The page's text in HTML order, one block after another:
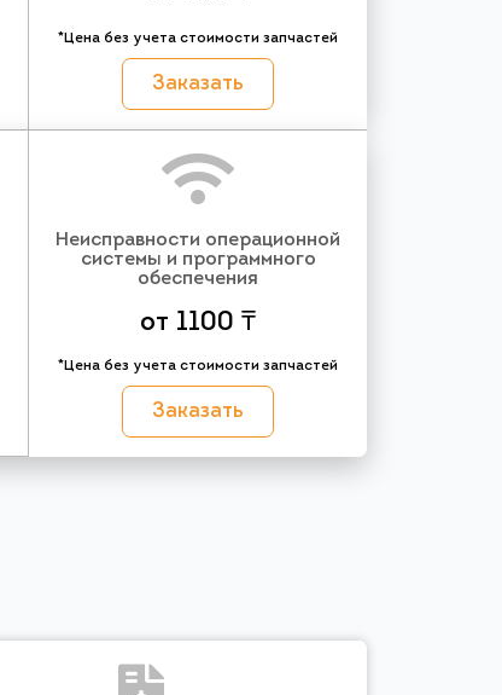
*Цена без учета стоимости запчастей
Заказать
Неисправности операционной
системы и программного
обеспечения
от 1100 ₸
*Цена без учета стоимости запчастей
Заказать